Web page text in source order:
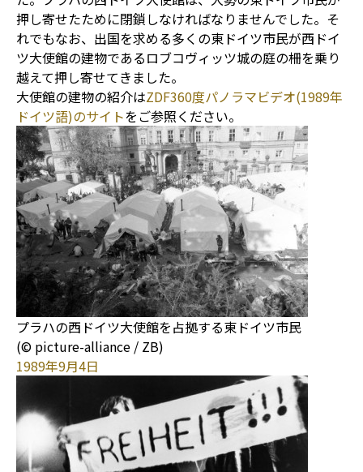
押し寄せたために閉鎖しなければなりませんでした。そ
れでもなお、出国を求める多くの東ドイツ市民が西ドイ
ツ大使館の建物であるロブコヴィッツ城の庭の柵を乗り
越えて押し寄せてきました。
大使館の建物の紹介はZDF360度パノラマビデオ(1989年
ドイツ語)のサイトをご参照ください。
プラハの西ドイツ大使館を占拠する東ドイツ市民
(© picture-alliance / ZB)
1989年9月4日